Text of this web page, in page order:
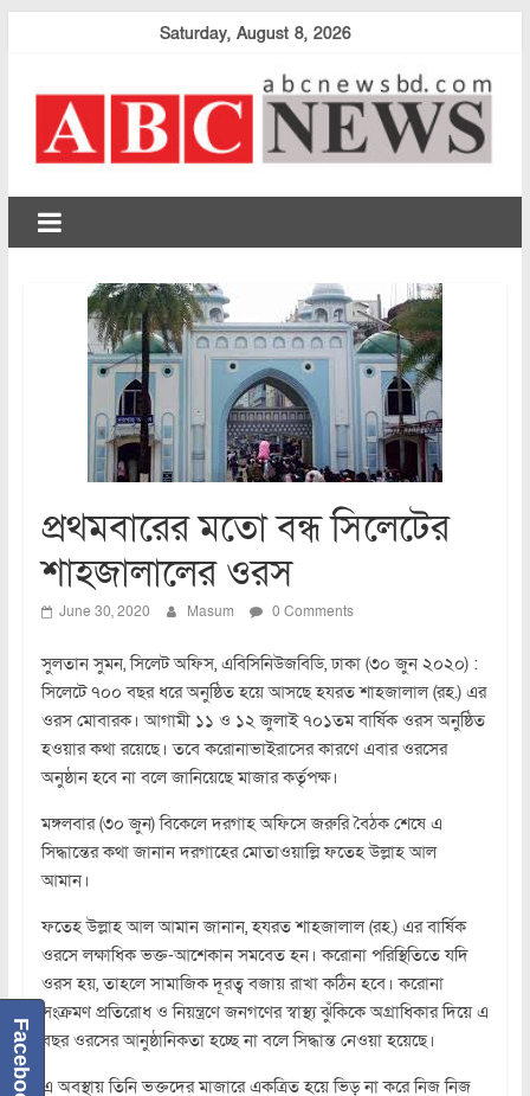
Saturday, August 8, 2026
abcnewsbd
প্রথমবারের মতো বন্ধ সিলেটের
শাহজালালের ওরস
June 30, 2020 Masum 0 Comments
সুলতান সুমন, সিলেট অফিস, এবিসিনিউজবিডি, ঢাকা (৩০ জুন ২০২০) :
সিলেটে ৭০০ বছর ধরে অনুষ্ঠিত হয়ে আসছে হযরত শাহজালাল (রহ.) এর
ওরস মোবারক। আগামী ১১ ও ১২ জুলাই ৭০১তম বার্ষিক ওরস অনুষ্ঠিত
হওয়ার কথা রয়েছে। তবে করোনাভাইরাসের কারণে এবার ওরসের
অনুষ্ঠান হবে না বলে জানিয়েছে মাজার কর্তৃপক্ষ।
মঙ্গলবার (৩০ জুন) বিকেলে দরগাহ অফিসে জরুরি বৈঠক শেষে এ
সিদ্ধান্তের কথা জানান দরগাহের মোতাওয়াল্লি ফতেহ উল্লাহ আল
আমান।
ফতেহ উল্লাহ আল আমান জানান, হযরত শাহজালাল (রহ.) এর বার্ষিক
ওরসে লক্ষাধিক ভক্ত-আশেকান সমবেত হন। করোনা পরিস্থিতিতে যদি
ওরস হয়, তাহলে সামাজিক দূরত্ব বজায় রাখা কঠিন হবে। করোনা
সংক্রমণ প্রতিরোধ ও নিয়ন্ত্রণে জনগণের স্বাস্থ্য ঝুঁকিকে অগ্রাধিকার দিয়ে এ
বছর ওরসের আনুষ্ঠানিকতা হচ্ছে না বলে সিদ্ধান্ত নেওয়া হয়েছে।
এ অবস্থায় তিনি ভক্তদের মাজারে একত্রিত হয়ে ভিড় না করে নিজ নিজ
Facebook